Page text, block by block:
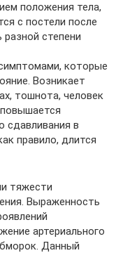
положения тела,
с постели после
степени
которые
Возникает
тошнота, человек
сдавливания в
правило, длится
тяжести
Выраженность
артериального
Данный